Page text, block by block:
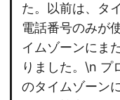
た。以前は、タ
電話番号のみが
イムゾーンにま
りました。\n プ
のタイムゾーン